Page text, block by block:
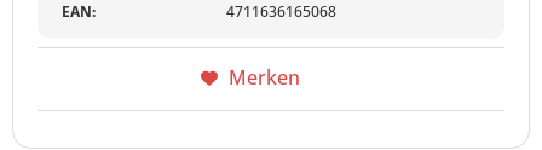
EAN:
4711636165068
Merken